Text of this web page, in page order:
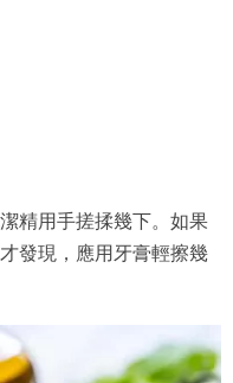
精用手搓揉幾下。如果
發現，應用牙膏輕擦幾